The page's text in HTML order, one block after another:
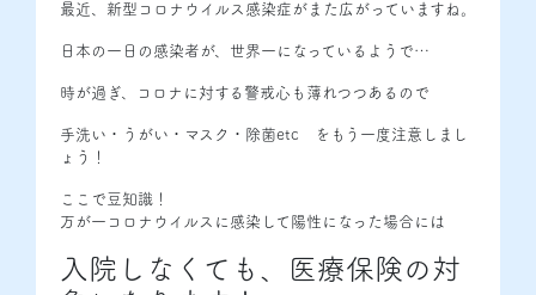
最近、新型コロナウイルス感染症がまた広がっていますね。
日本の一日の感染者が、世界一になっているようで…
時が過ぎ、コロナに対する警戒心も薄れつつあるので
手洗い・うがい・マスク・除菌etc をもう一度注意しまし
ょう！
ここで豆知識！
万が一コロナウイルスに感染して陽性になった場合には
入院しなくても、医療保険の対